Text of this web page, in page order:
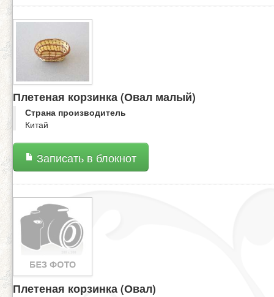
Плетеная корзинка (Овал малый)
Страна производитель
Китай
Записать в блокнот
Плетеная корзинка (Овал)